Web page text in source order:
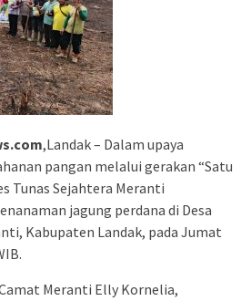
,Landak – Dalam upaya
pangan melalui gerakan “Satu
Tunas Sejahtera Meranti
jagung perdana di Desa
Kabupaten Landak, pada Jumat
Meranti Elly Kornelia,